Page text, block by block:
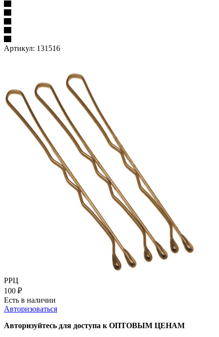
Артикул: 131516
РРЦ
100 ₽
Есть в наличии
Авторизоваться
Авторизуйтесь для доступа к ОПТОВЫМ ЦЕНАМ